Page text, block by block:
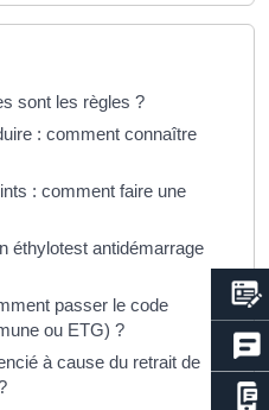
sont les règles ?
: comment connaître
: comment faire une
éthylotest antidémarrage
passer le code
ou ETG) ?
à cause du retrait de